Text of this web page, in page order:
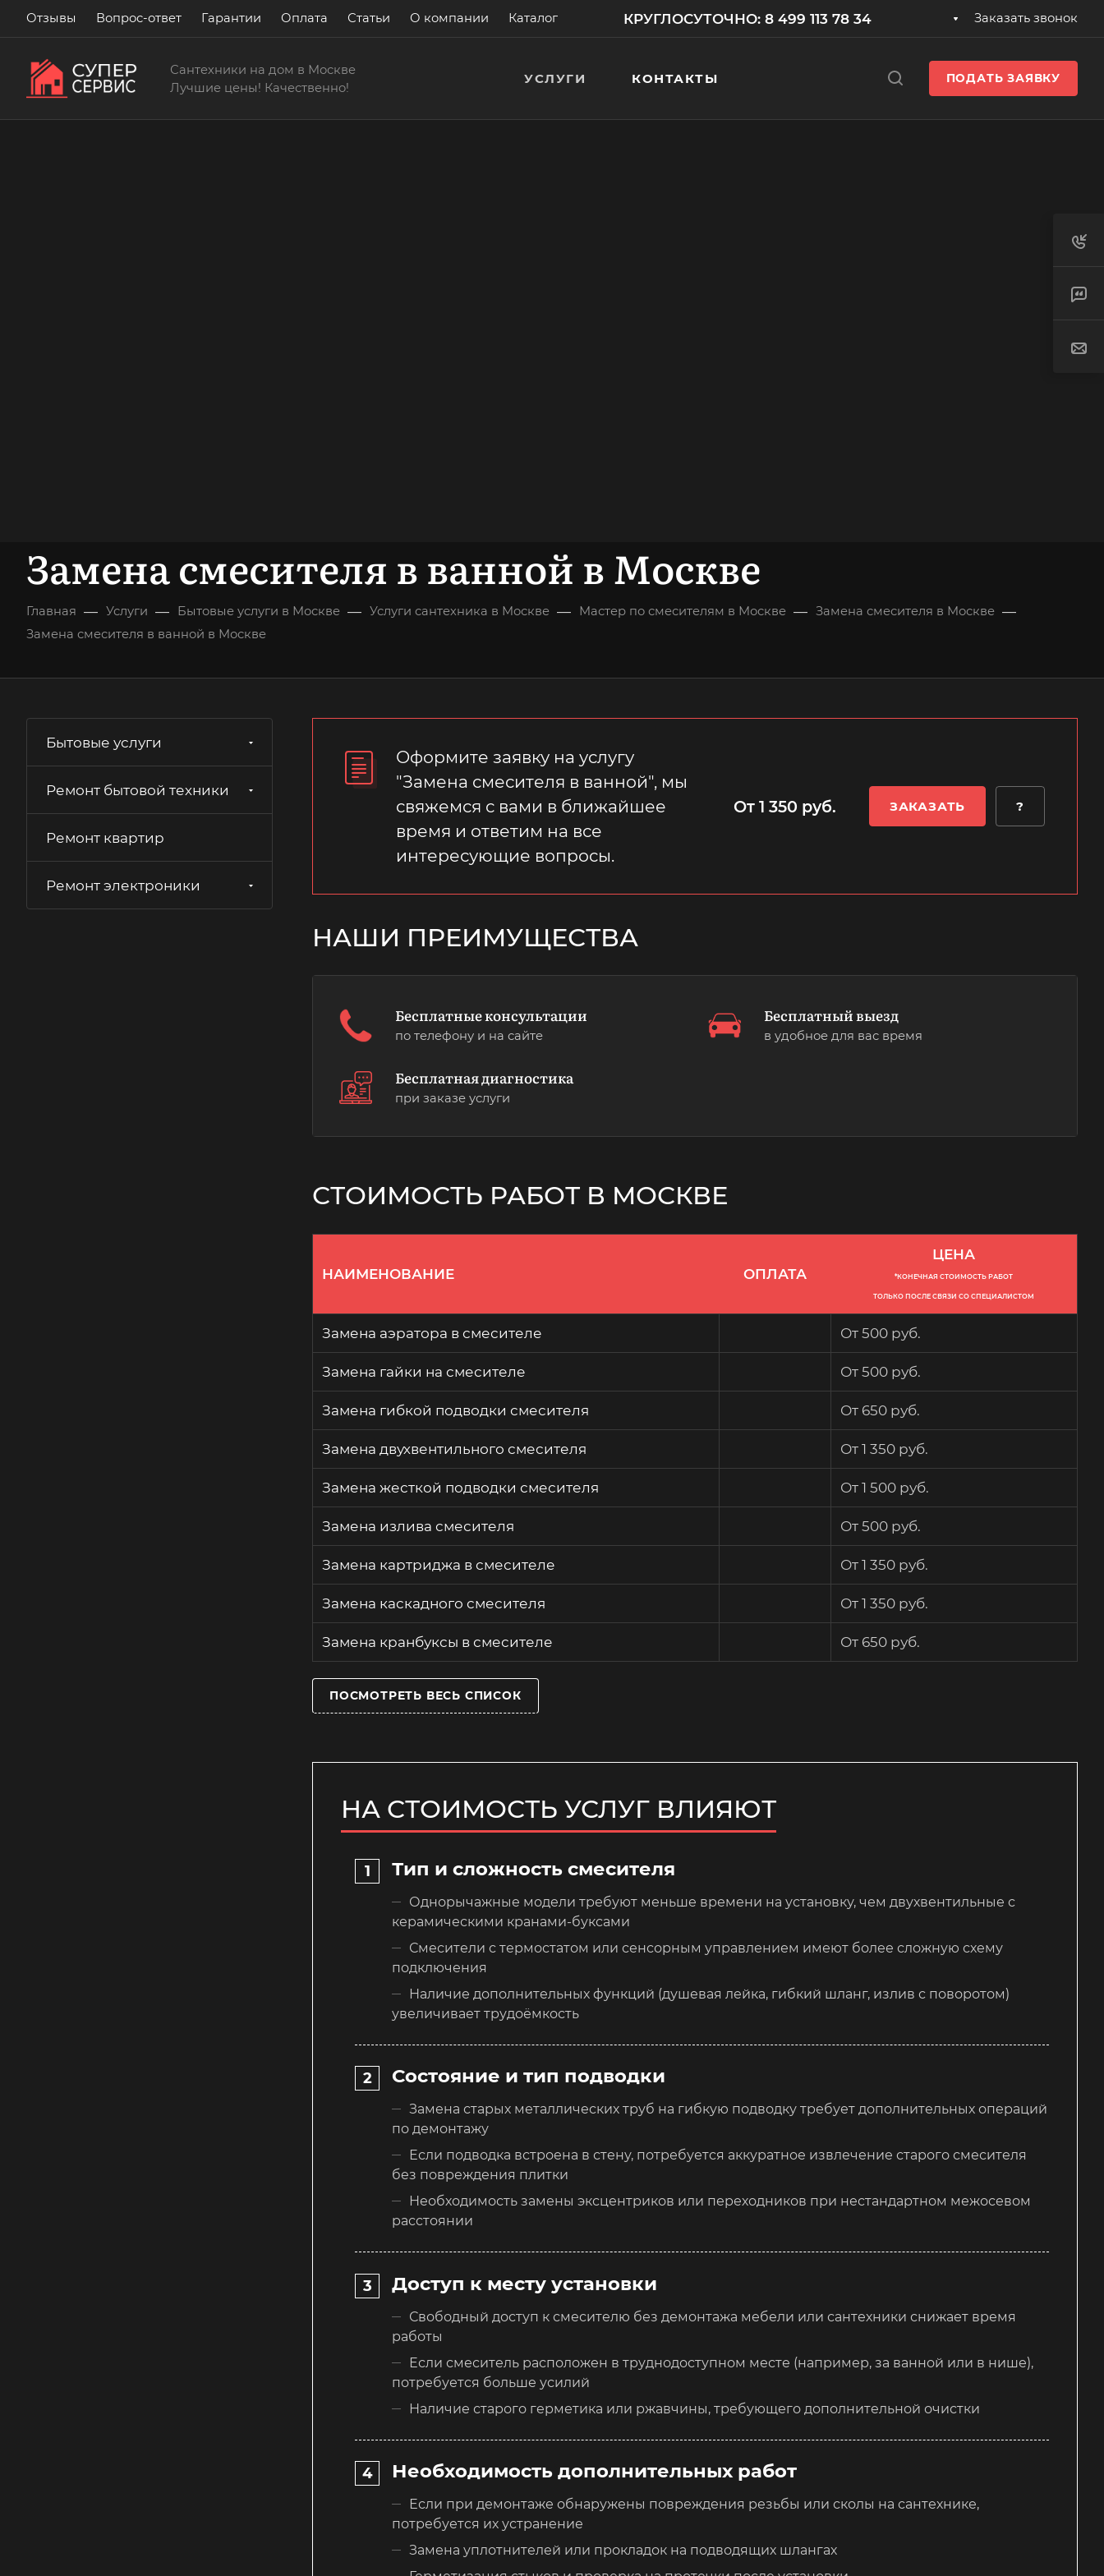
Отзывы Вопрос-ответ Гарантии Оплата Статьи О компании Каталог КРУГЛОСУТОЧНО: 8 499 113 78 34 Заказать звонок
Сантехники на дом в Москве
Лучшие цены! Качественно!
УСЛУГИ КОНТАКТЫ ПОДАТЬ ЗАЯВКУ
Замена смесителя в ванной в Москве
Главная — Услуги — Бытовые услуги в Москве — Услуги сантехника в Москве — Мастер по смесителям в Москве — Замена смесителя в Москве —
Замена смесителя в ванной в Москве
Оформите заявку на услугу
"Замена смесителя в ванной", мы
свяжемся с вами в ближайшее
время и ответим на все
интересующие вопросы.
От 1 350 руб. ЗАКАЗАТЬ ?
НАШИ ПРЕИМУЩЕСТВА
Бесплатные консультации
по телефону и на сайте
Бесплатный выезд
в удобное для вас время
Бесплатная диагностика
при заказе услуги
СТОИМОСТЬ РАБОТ В МОСКВЕ
НАИМЕНОВАНИЕ ОПЛАТА
ЦЕНА
*КОНЕЧНАЯ СТОИМОСТЬ РАБОТ
ТОЛЬКО ПОСЛЕ СВЯЗИ СО СПЕЦИАЛИСТОМ
Замена аэратора в смесителе От 500 руб.
Замена гайки на смесителе От 500 руб.
Замена гибкой подводки смесителя От 650 руб.
Замена двухвентильного смесителя От 1 350 руб.
Замена жесткой подводки смесителя От 1 500 руб.
Замена излива смесителя От 500 руб.
Замена картриджа в смесителе От 1 350 руб.
Замена каскадного смесителя От 1 350 руб.
Замена кранбуксы в смесителе От 650 руб.
ПОСМОТРЕТЬ ВЕСЬ СПИСОК
НА СТОИМОСТЬ УСЛУГ ВЛИЯЮТ
Тип и сложность смесителя
Однорычажные модели требуют меньше времени на установку, чем двухвентильные с
керамическими кранами-буксами
Смесители с термостатом или сенсорным управлением имеют более сложную схему
подключения
Наличие дополнительных функций (душевая лейка, гибкий шланг, излив с поворотом)
увеличивает трудоёмкость
Состояние и тип подводки
Замена старых металлических труб на гибкую подводку требует дополнительных операций
по демонтажу
Если подводка встроена в стену, потребуется аккуратное извлечение старого смесителя
без повреждения плитки
Необходимость замены эксцентриков или переходников при нестандартном межосевом
расстоянии
Доступ к месту установки
Свободный доступ к смесителю без демонтажа мебели или сантехники снижает время
работы
Если смеситель расположен в труднодоступном месте (например, за ванной или в нише),
потребуется больше усилий
Наличие старого герметика или ржавчины, требующего дополнительной очистки
Необходимость дополнительных работ
Если при демонтаже обнаружены повреждения резьбы или сколы на сантехнике,
потребуется их устранение
Замена уплотнителей или прокладок на подводящих шлангах
Бытовые услуги
Ремонт бытовой техники
Ремонт квартир
Ремонт электроники